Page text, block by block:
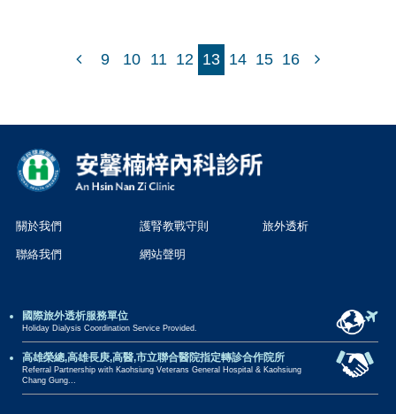
9 10 11 12 13 14 15 16
關於我們 護腎教戰守則 旅外透析
聯絡我們 網站聲明
國際旅外透析服務單位
Holiday Dialysis Coordination Service Provided.
高雄榮總,高雄長庚,高醫,市立聯合醫院指定轉診合作院所
Referral Partnership with Kaohsiung Veterans General Hospital & Kaohsiung
Chang Gung...